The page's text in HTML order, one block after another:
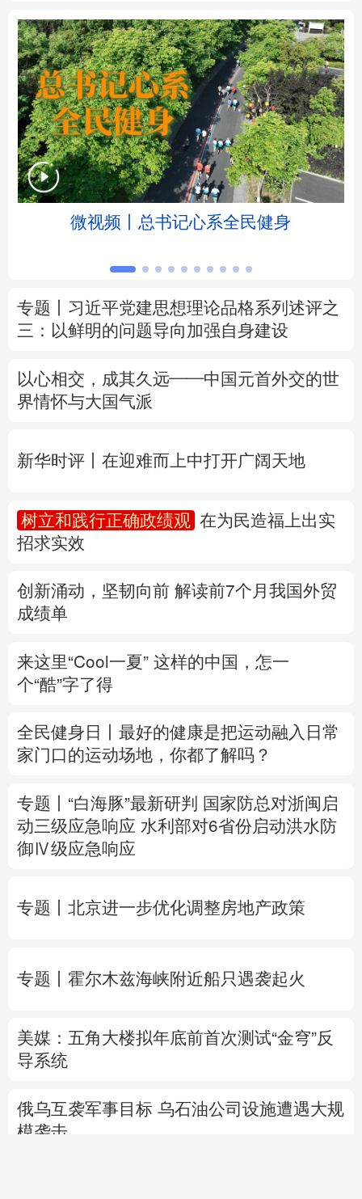
文化产业
地方频道
北京 天津 河北 山西
辽宁 吉林 上海 江苏
安徽 福建
河南 湖北
广东 广西 海南 重庆
陕西 甘肃
English
Русский язык 日本語 한국어
微视频丨总书记心系全民健身
专题丨 习近平党建思想理论品格系列述评之
三：以鲜明的问题导向加强自身建设
以心相交，成其久远——中国元首外交的世
界情怀与大国气派
新华时评丨在迎难而上中打开广阔天地
树立和践行正确政绩观
在为民造福上出实
招求实效
创新涌动，坚韧向前 解读前7个月我国外贸
成绩单
来这里“Cool一夏” 这样的中国，怎一
个“酷”字了得
全民健身日丨 最好的健康是把运动融入日常
家门口的运动场地，你都了解吗？
专题丨 “白海豚”最新研判
国家防总对浙闽启
动三级应急响应 水利部对6省份启动洪水防
御Ⅳ级应急响应
专题丨 北京进一步优化调整房地产政策
专题丨 霍尔木兹海峡附近船只遇袭起火
美媒：五角大楼拟年底前首次测试“金穹”反
导系统
俄乌互袭军事目标 乌石油公司设施遭遇大规
模袭击